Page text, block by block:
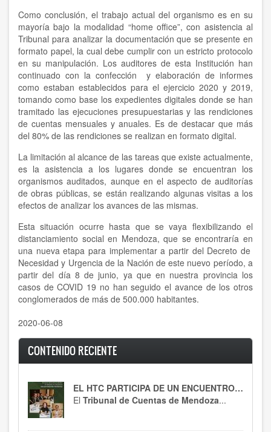
Como conclusión, el trabajo actual del organismo es en su
mayoría bajo la modalidad “home office”, con asistencia al
Tribunal para analizar la documentación que se presente en
formato papel, la cual debe cumplir con un estricto protocolo
en su manipulación. Los auditores de esta Institución han
continuado con la confección y elaboración de informes
como estaban establecidos para el ejercicio 2020 y 2019,
tomando como base los expedientes digitales donde se han
tramitado las ejecuciones presupuestarias y las rendiciones
de cuentas mensuales y anuales. Es de destacar que más
del 80% de las rendiciones se realizan en formato digital.
La limitación al alcance de las tareas que existe actualmente,
es la asistencia a los lugares donde se encuentran los
organismos auditados, aunque en el aspecto de auditorías
de obras públicas, se están realizando algunas visitas a los
efectos de analizar los avances de las mismas.
Esta situación ocurre hasta que se vaya flexibilizando el
distanciamiento social en Mendoza, que se encontraría en
una nueva etapa para implementar a partir del Decreto de
Necesidad y Urgencia de la Nación de este nuevo período, a
partir del día 8 de junio, ya que en nuestra provincia los
casos de COVID 19 no han seguido el avance de los otros
conglomerados de más de 500.000 habitantes.
2020-06-08
CONTENIDO RECIENTE
EL HTC PARTICIPA DE UN ENCUENTRO CLAVE
El Tribunal de Cuentas de Mendoza...